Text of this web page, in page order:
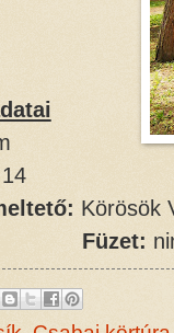
14
Körösök
Füzet: